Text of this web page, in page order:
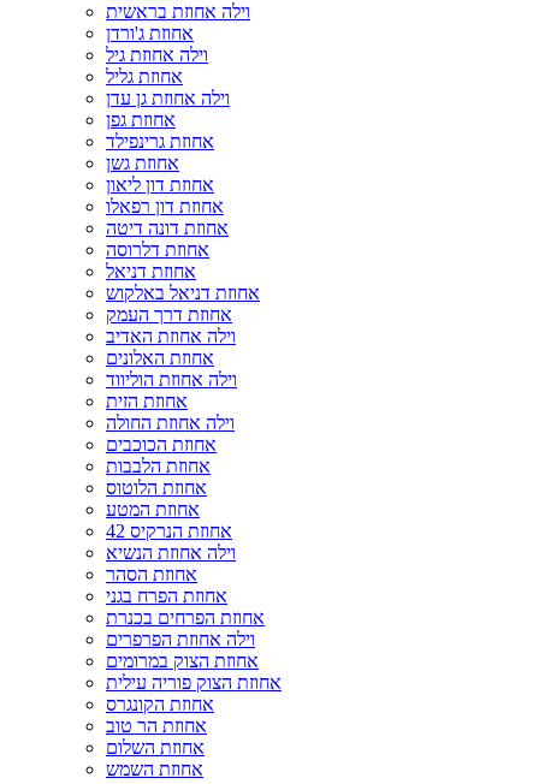
וילה אחוזת בראשית
אחוזת ג'ורדן
וילה אחוזת גיל
אחוזת גליל
וילה אחוזת גן עדן
אחוזת גפן
אחוזת גרינפילד
אחוזת גשן
אחוזת דון ליאון
אחוזת דון רפאלו
אחוזת דונה דיטה
אחוזת דלרוסה
אחוזת דניאל
אחוזת דניאל באלקוש
אחוזת דרך העמק
וילה אחוזת האדיב
אחוזת האלונים
וילה אחוזת הוליווד
אחוזת הזית
וילה אחוזת החולה
אחוזת הכוכבים
אחוזת הלבבות
אחוזת הלוטוס
אחוזת המטע
אחוזת הנרקיס 42
וילה אחוזת הנשיא
אחוזת הסהר
אחוזת הפרח בגני
אחוזת הפרחים בכנרת
וילה אחוזת הפרפרים
אחוזת הצוק במרומים
אחוזת הצוק פוריה עילית
אחוזת הקונגרס
אחוזת הר טוב
אחוזת השלום
אחוזת השמש